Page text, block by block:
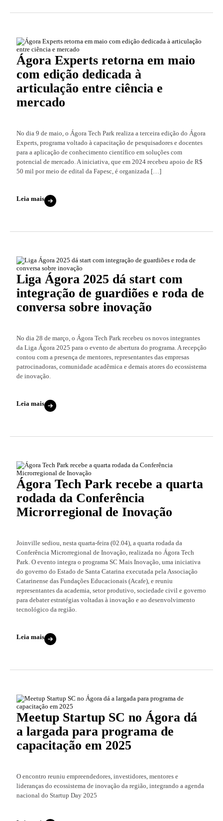
Ágora Experts retorna em maio
com edição dedicada à
articulação entre ciência e
mercado
No dia 9 de maio, o Ágora Tech Park realiza a terceira edição do Ágora
Experts, programa voltado à capacitação de pesquisadores e docentes
para a aplicação de conhecimento científico em soluções com
potencial de mercado. A iniciativa, que em 2024 recebeu apoio de R$
50 mil por meio de edital da Fapesc, é organizada […]
Leia mais
Liga Ágora 2025 dá start com
integração de guardiões e roda de
conversa sobre inovação
No dia 28 de março, o Ágora Tech Park recebeu os novos integrantes
da Liga Ágora 2025 para o evento de abertura do programa. A recepção
contou com a presença de mentores, representantes das empresas
patrocinadoras, comunidade acadêmica e demais atores do ecossistema
de inovação.
Leia mais
Ágora Tech Park recebe a quarta
rodada da Conferência
Microrregional de Inovação
Joinville sediou, nesta quarta-feira (02.04), a quarta rodada da
Conferência Microrregional de Inovação, realizada no Ágora Tech
Park. O evento integra o programa SC Mais Inovação, uma iniciativa
do governo do Estado de Santa Catarina executada pela Associação
Catarinense das Fundações Educacionais (Acafe), e reuniu
representantes da academia, setor produtivo, sociedade civil e governo
para debater estratégias voltadas à inovação e ao desenvolvimento
tecnológico da região.
Leia mais
Meetup Startup SC no Ágora dá
a largada para programa de
capacitação em 2025
O encontro reuniu empreendedores, investidores, mentores e
lideranças do ecossistema de inovação da região, integrando a agenda
nacional do Startup Day 2025